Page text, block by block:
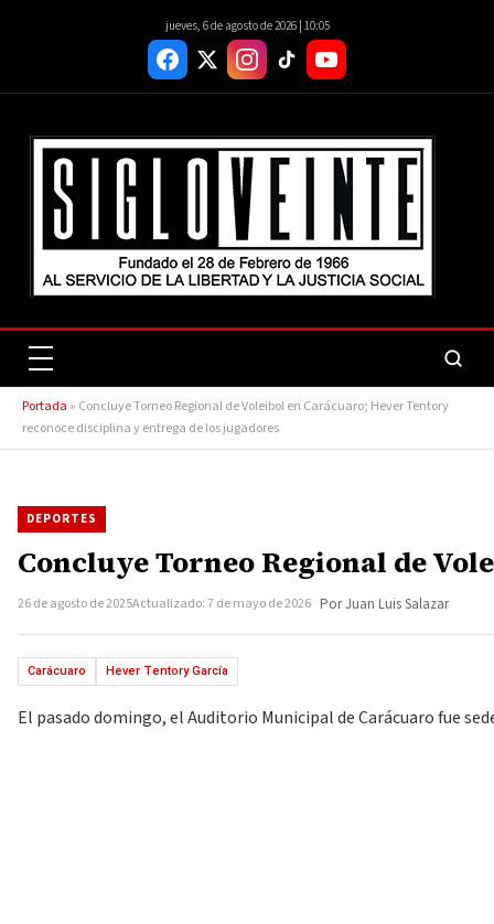
jueves, 6 de agosto de 2026 | 10:05
Portada » Concluye Torneo Regional de Voleibol en Carácuaro; Hever Tentory
reconoce disciplina y entrega de los jugadores
DEPORTES
Concluye Torneo Regional de
26 de agosto de 2025Actualizado: 7 de mayo de 2026 Por Juan Luis Salazar
Carácuaro Hever Tentory García
El pasado domingo, el Auditorio Municipal de Carácuaro fue